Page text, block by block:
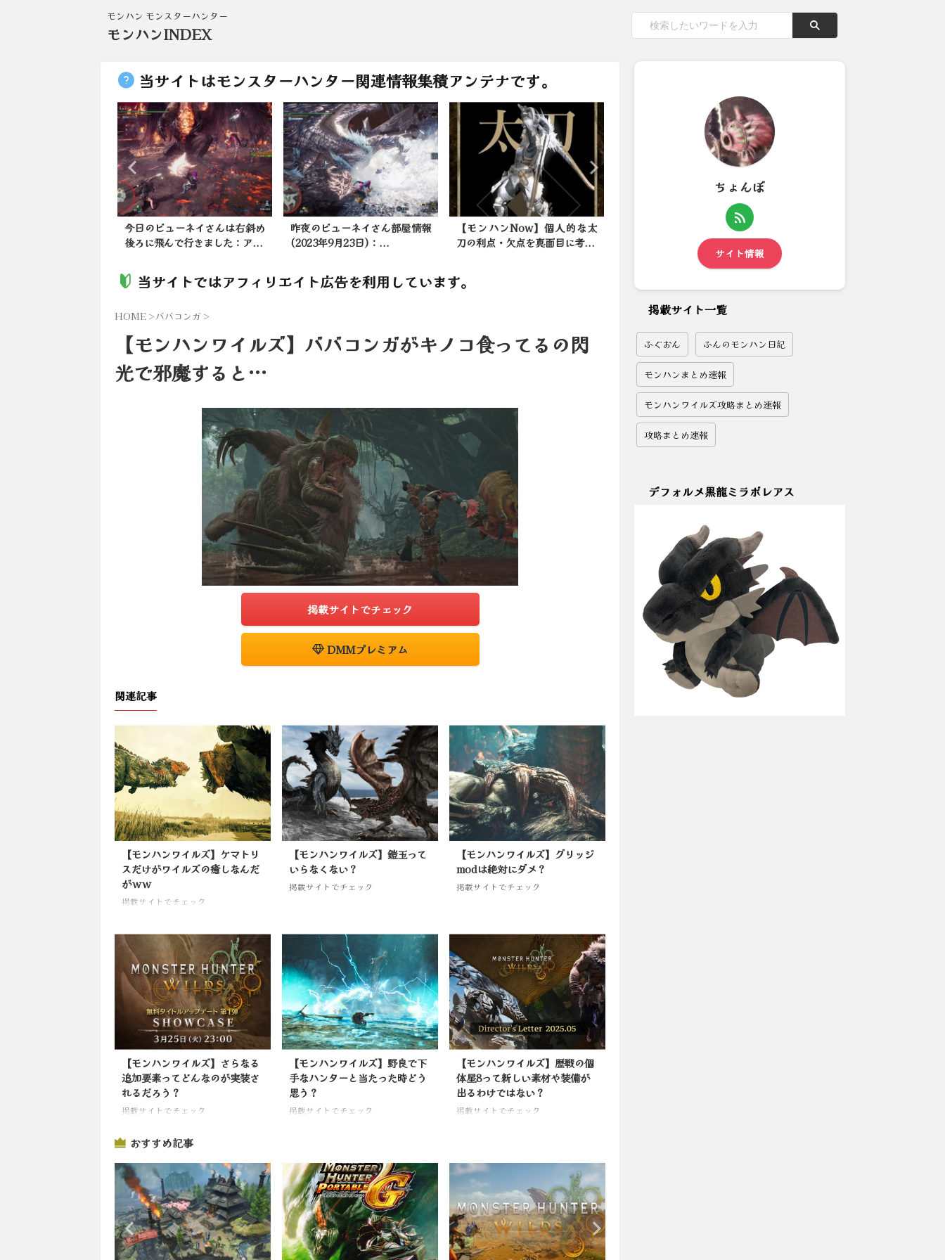
モンハン モンスターハンター
モンハンINDEX
当サイトはモンスターハンター関連情報集積アンテナです。
今日のビューネイさんは右斜め
後ろに飛んで行きました：ア...
昨夜のビューネイさん部屋情報
(2023年9月23日)：...
【モンハンNow】個人的な太
刀の利点・欠点を真面目に考...
【モンハンワイルズ】アニメ調
のキャラデザになったらどう...
当サイトではアフィリエイト広告を利用しています。
HOME >ババコンガ >
【モンハンワイルズ】ババコンガがキノコ食ってるの閃
光で邪魔すると…
掲載サイトでチェック
DMMプレミアム
関連記事
【モンハンワイルズ】ケマトリ
スだけがワイルズの癒しなんだ
がｗｗ
掲載サイトでチェック
【モンハンワイルズ】鎧玉って
いらなくない？
掲載サイトでチェック
【モンハンワイルズ】グリッジ
modは絶対にダメ？
掲載サイトでチェック
【モンハンワイルズ】さらなる
追加要素ってどんなのが実装さ
れるだろう？
掲載サイトでチェック
【モンハンワイルズ】野良で下
手なハンターと当たった時どう
思う？
掲載サイトでチェック
【モンハンワイルズ】歴戦の個
体星8って新しい素材や装備が
出るわけではない？
掲載サイトでチェック
おすすめ記事
ちょんぼ
サイト情報
掲載サイト一覧
ふぐおん ふんのモンハン日記
モンハンまとめ速報
モンハンワイルズ攻略まとめ速報
攻略まとめ速報
デフォルメ黒龍ミラボレアス